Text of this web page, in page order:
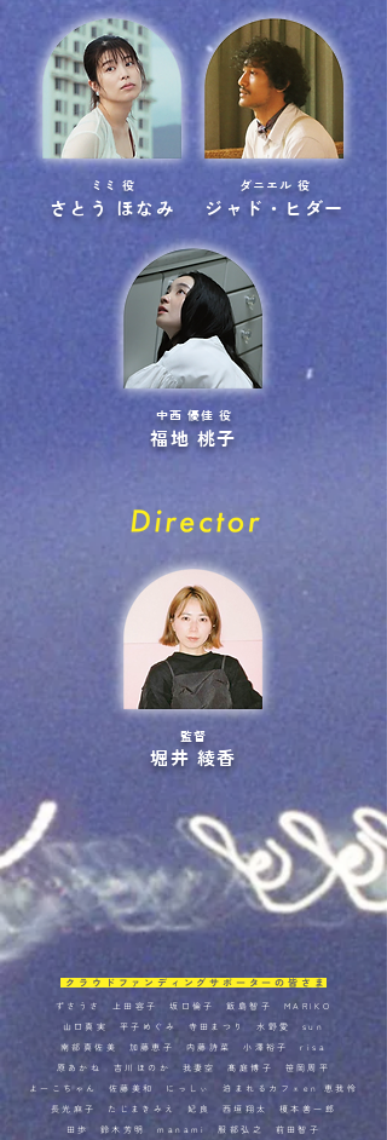
ダニエル 役
ジャド・ヒダー
ミミ 役
さとう ほなみ
中西 優佳 役
福地 桃子
監督
堀井 綾香
クラウドファンディングサポーターの皆さま
ずさうさ 上田容子 坂口倫子 飯島智子 MARIKO
山口真実 平子めぐみ 寺田まつり 水野愛 sun
南部真佐美 加藤恵子 内藤詩菜 小澤裕子 risa
原あかね 吉川ほのか 我妻空 髙庭博子 笹岡周平
よーこちゃん 佐藤美和 にっしぃ 泊まれるカフェen 恵我怜
長光麻子 たじまきみえ 妃良 西垣翔太 榎本善一郎
田歩 鈴木芳明 manami 服部弘之 前田智子